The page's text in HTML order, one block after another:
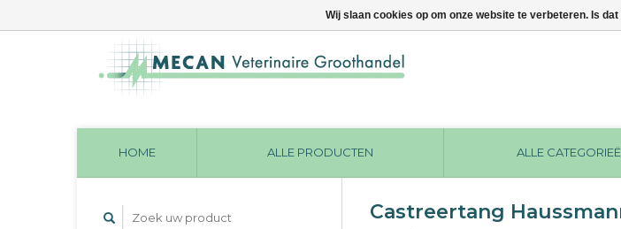
HOME ALLE PRODUCTEN ALLE
Castreertang
Wij slaan cookies op om onze website te verbeteren. Is